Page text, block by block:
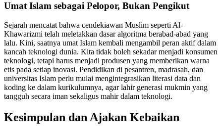
Umat Islam sebagai Pelopor, Bukan Pengikut
Sejarah mencatat bahwa cendekiawan Muslim seperti Al-
Khawarizmi telah meletakkan dasar algoritma berabad-abad yang
lalu. Kini, saatnya umat Islam kembali mengambil peran aktif dalam
kancah teknologi dunia. Kita tidak boleh sekadar menjadi konsumen
teknologi, tetapi harus menjadi produsen yang memberikan warna
etis pada setiap inovasi. Pendidikan di pesantren, madrasah, dan
universitas Islam perlu mulai mengintegrasikan literasi data dan
koding ke dalam kurikulumnya, agar lahir generasi mukmin yang
tangguh secara iman sekaligus mahir dalam teknologi.
Kesimpulan dan Ajakan Kebaikan